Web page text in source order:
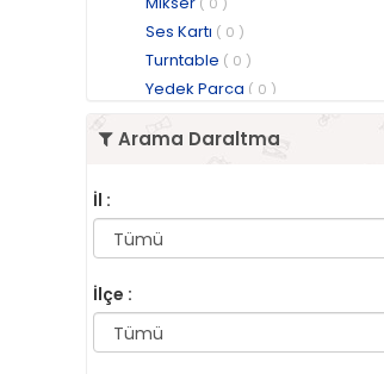
Ses Kartı ( 0 )
Turntable ( 0 )
Yedek Parça ( 0 )
Arama Daraltma
İl :
İlçe :